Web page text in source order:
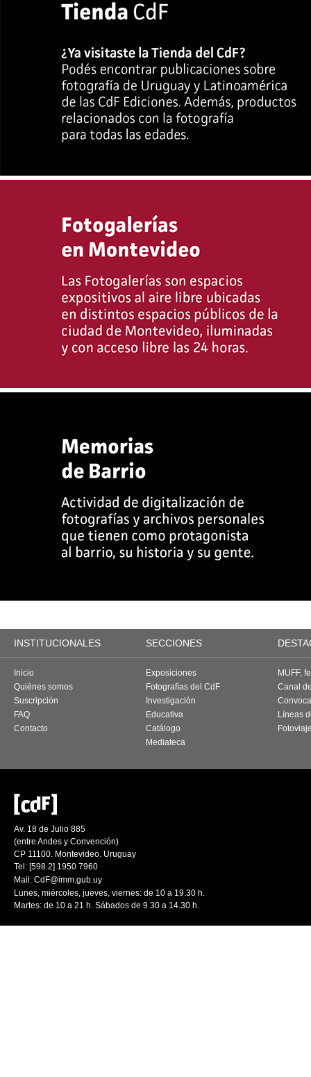
INSTITUCIONALES SECCIONES
Inicio
Quiénes somos
Suscripción
FAQ
Contacto
Exposiciones
Fotografías del CdF
Investigación
Educativa
Catálogo
Mediateca
MUFF,
Canal
Líneas
Av. 18 de Julio 885
(entre Andes y Convención)
CP 11100. Montevideo. Uruguay
Tel: [598 2] 1950 7960
Mail: CdF@imm.gub.uy
Lunes, miércoles, jueves, viernes: de 10 a 19.30 h.
Martes: de 10 a 21 h. Sábados de 9.30 a 14.30 h.